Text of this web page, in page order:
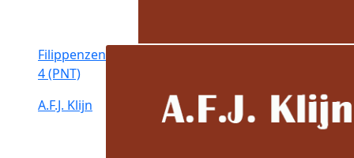
Filippenzen
4 (PNT)
A.F.J. Klijn